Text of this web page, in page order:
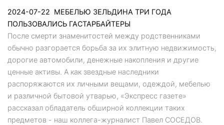
2024-07-22 МЕБЕЛЬЮ ЗЕЛЬДИНА ТРИ ГОДА
ПОЛЬЗОВАЛИСЬ ГАСТАРБАЙТЕРЫ
После смерти знаменитостей между родственниками
обычно разгорается борьба за их элитную недвижимость,
дорогие автомобили, денежные накопления и другие
ценные активы. А как звездные наследники
распоряжаются их личными вещами, одеждой, мебелью
и различной бытовой утварью, «Экспресс газете»
рассказал обладатель обширной коллекции таких
предметов - наш коллега-журналист Павел СОСЕДОВ.